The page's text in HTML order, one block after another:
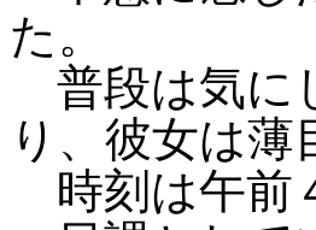
た。
普段は気に
り、彼女は
時刻は午前